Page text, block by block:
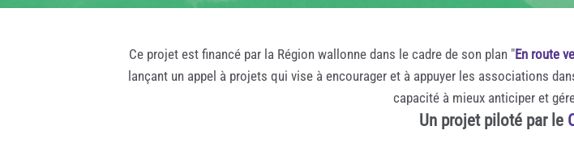
Ce projet est financé par la Région wallonne dans le cadre de son plan "En route
lançant un appel à projets qui vise à encourager et à appuyer les associations
capacité à mieux anticiper et
Un projet piloté par le